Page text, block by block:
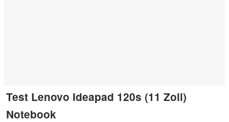
Test Lenovo Ideapad 120s (11 Zoll)
Notebook